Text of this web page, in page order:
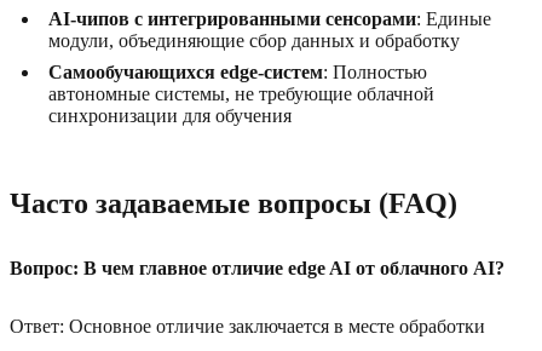
AI-чипов с интегрированными сенсорами: Единые
модули, объединяющие сбор данных и обработку
Самообучающихся edge-систем: Полностью
автономные системы, не требующие облачной
синхронизации для обучения
Часто задаваемые вопросы (FAQ)
Вопрос: В чем главное отличие edge AI от облачного AI?
Ответ: Основное отличие заключается в месте обработки